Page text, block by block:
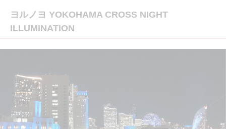
ヨルノヨ YOKOHAMA CROSS NIGHT
ILLUMINATION